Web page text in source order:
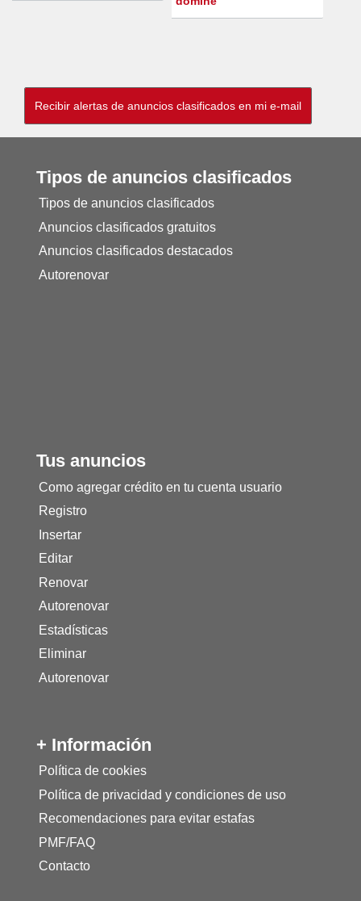
Tipos de anuncios clasificados
Tipos de anuncios clasificados
Anuncios clasificados gratuitos
Anuncios clasificados destacados
Autorenovar
Tus anuncios
Como agregar crédito en tu cuenta usuario
Registro
Insertar
Editar
Renovar
Autorenovar
Estadísticas
Eliminar
Autorenovar
+ Información
Política de cookies
Política de privacidad y condiciones de uso
Recomendaciones para evitar estafas
PMF/FAQ
Contacto